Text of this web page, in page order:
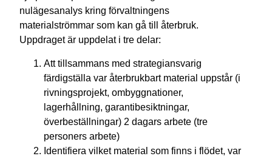
nulägesanalys kring förvaltningens
materialströmmar som kan gå till återbruk.
Uppdraget är uppdelat i tre delar:
Att tillsammans med strategiansvarig
färdigställa var återbrukbart material uppstår (i
rivningsprojekt, ombyggnationer,
lagerhållning, garantibesiktningar,
överbeställningar) 2 dagars arbete (tre
personers arbete)
Identifiera vilket material som finns i flödet, var